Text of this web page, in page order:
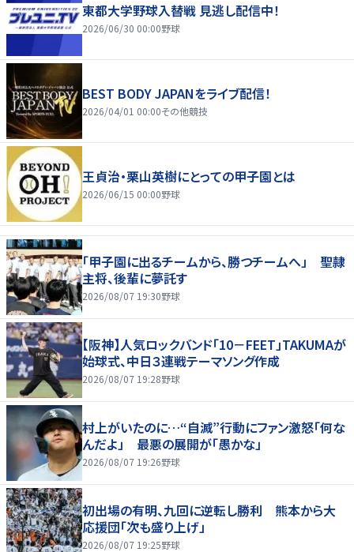
東都大学野球入替戦 見逃し配信中！
2026/06/30 00:00野球
BEST BODY JAPANをライブ配信！
2026/04/01 00:00その他競技
王貞治・栗山英樹にとっての甲子園とは
2026/06/15 00:00野球
「甲子園に出るチームから、勝つチームへ」 聖隷
主将、後輩に夢託す
2026/08/07 19:30野球
【阪神】人気ロックバンド「10－FEET」TAKUMAが
始球式、中日３連戦テーマソング作成
2026/08/07 19:28野球
村上がいたのに…“自滅”行動にファン激怒「何な
んだよ」 最悪の展開が「愚かな」
2026/08/07 19:26野球
初出場の有明、九回に逆転し勝利 熊本から大
応援団「次も盛り上げ」
2026/08/07 19:25野球